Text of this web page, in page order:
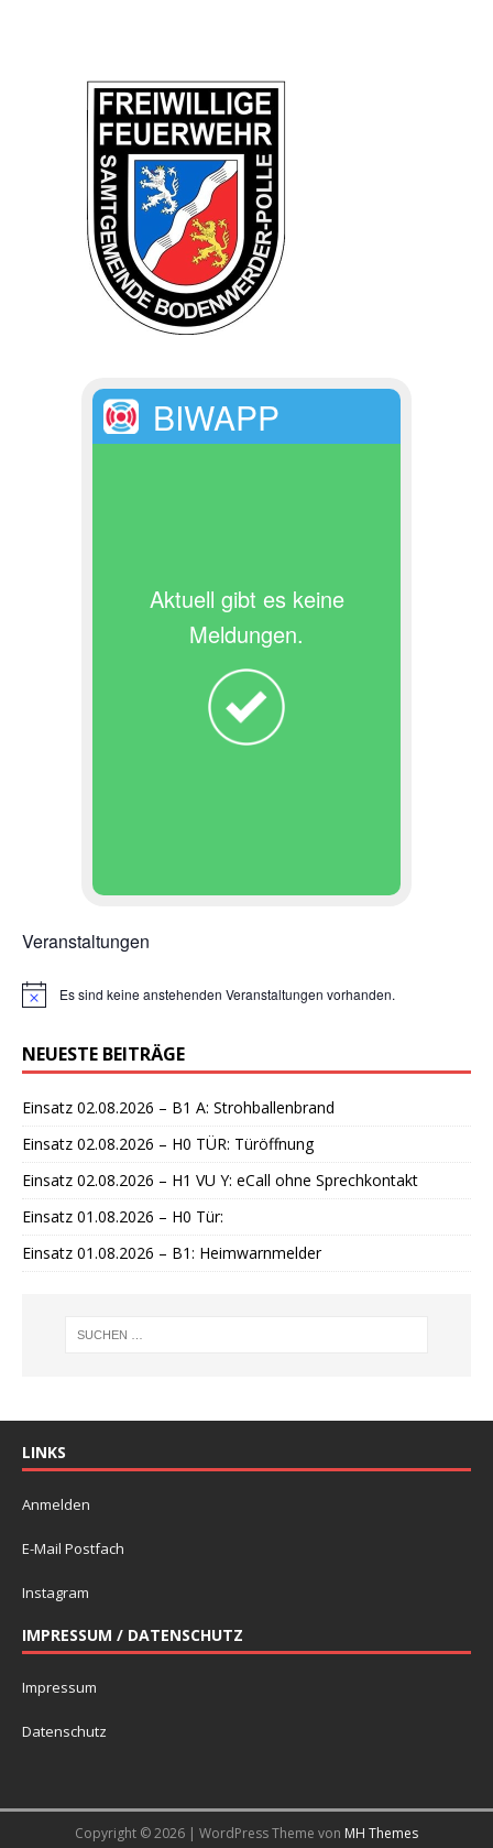
BIWAPP
Aktuell gibt es keine
Meldungen.
Veranstaltungen
H
w
e
s
Es sind keine anstehenden Veranstaltungen vorhanden.
NEUESTE BEITRÄGE
Einsatz 02.08.2026 – B1 A: Strohballenbrand
Einsatz 02.08.2026 – H0 TÜR: Türöffnung
Einsatz 02.08.2026 – H1 VU Y: eCall ohne Sprechkontakt
Einsatz 01.08.2026 – H0 Tür:
Einsatz 01.08.2026 – B1: Heimwarnmelder
LINKS
Anmelden
E-Mail Postfach
Instagram
IMPRESSUM / DATENSCHUTZ
Impressum
Datenschutz
Copyright © 2026 | WordPress Theme von MH Themes